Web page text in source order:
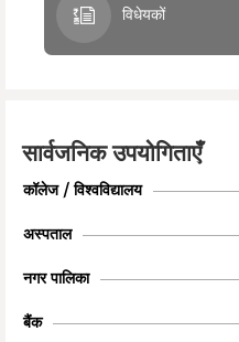
विधेयकों
सार्वजनिक उपयोगिताएँ
कॉलेज / विश्वविद्यालय
अस्पताल
नगर पालिका
बैंक